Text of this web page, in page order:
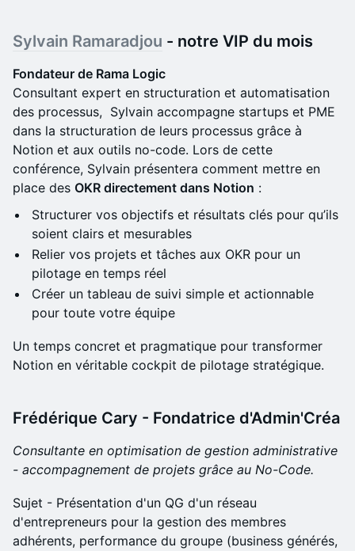
Sylvain Ramaradjou - notre VIP du mois
Fondateur de Rama Logic
Consultant expert en structuration et automatisation
des processus, Sylvain accompagne startups et PME
dans la structuration de leurs processus grâce à
Notion et aux outils no-code. Lors de cette
conférence, Sylvain présentera comment mettre en
place des OKR directement dans Notion :
Structurer vos objectifs et résultats clés pour qu’ils
soient clairs et mesurables
Relier vos projets et tâches aux OKR pour un
pilotage en temps réel
Créer un tableau de suivi simple et actionnable
pour toute votre équipe
Un temps concret et pragmatique pour transformer
Notion en véritable cockpit de pilotage stratégique.
Frédérique Cary - Fondatrice d'Admin'Créa
Consultante en optimisation de gestion administrative
- accompagnement de projets grâce au No-Code.
Sujet - Présentation d'un QG d'un réseau
d'entrepreneurs pour la gestion des membres
adhérents, performance du groupe (business générés,